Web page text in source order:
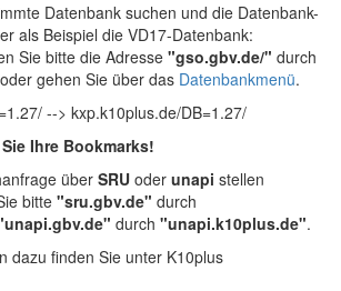
Datenbank suchen und die Datenbank-
als Beispiel die VD17-Datenbank:
Sie bitte die Adresse "gso.gbv.de/" durch
oder gehen Sie über das Datenbankmenü.
--> kxp.k10plus.de/DB=1.27/
Ihre Bookmarks!
über SRU oder unapi stellen
bitte "sru.gbv.de" durch
durch "unapi.k10plus.de".
dazu finden Sie unter K10plus